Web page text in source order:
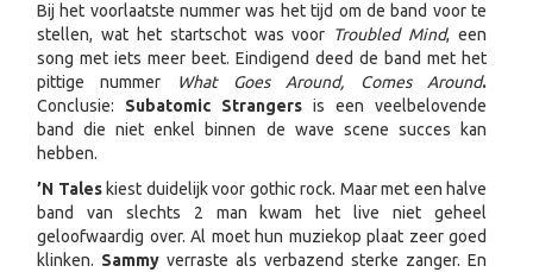
Bij het voorlaatste nummer was het tijd om de band voor te
stellen, wat het startschot was voor Troubled Mind, een
song met iets meer beet. Eindigend deed de band met het
pittige nummer
What Goes Around, Comes Around.
Conclusie: Subatomic Strangers is een veelbelovende
band die niet enkel binnen de wave scene succes kan
hebben.
’N Taleskiest duidelijk voor gothic rock. Maar met een halve
band van slechts 2 man kwam het live niet geheel
geloofwaardig over. Al moet hun muziekop plaat zeer goed
klinken. Sammy verraste als verbazend sterke zanger. En